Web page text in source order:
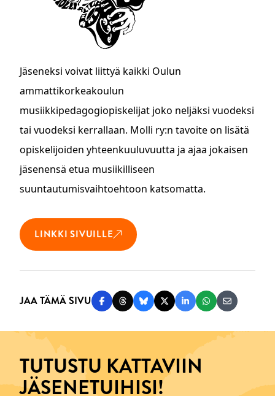
Jäseneksi voivat liittyä kaikki Oulun
ammattikorkeakoulun
musiikkipedagogiopiskelijat joko neljäksi vuodeksi
tai vuodeksi kerrallaan. Molli ry:n tavoite on lisätä
opiskelijoiden yhteenkuuluvuutta ja ajaa jokaisen
jäsenensä etua musiikilliseen
suuntautumisvaihtoehtoon katsomatta.
LINKKI SIVUILLE
JAA TÄMÄ SIVU Jaa Facebookissa
Jaa Threadsissa
Jaa Blueskyssä
Jaa Twitterissä
Jaa LinkedInissä
Jaa Jaa
TUTUSTU KATTAVIIN
JÄSENETUIHISI!